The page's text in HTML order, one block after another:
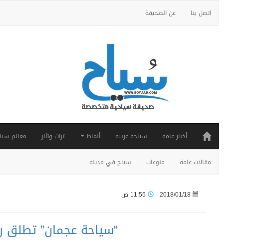
اتصل بنا عن الصحيفة
أخبار عامة سياحة عربية أنماط تراث واثار معالم
مقالات عامة منوعات سياح في مدينة
2018/01/18
“سياحة عجمان” تطلق